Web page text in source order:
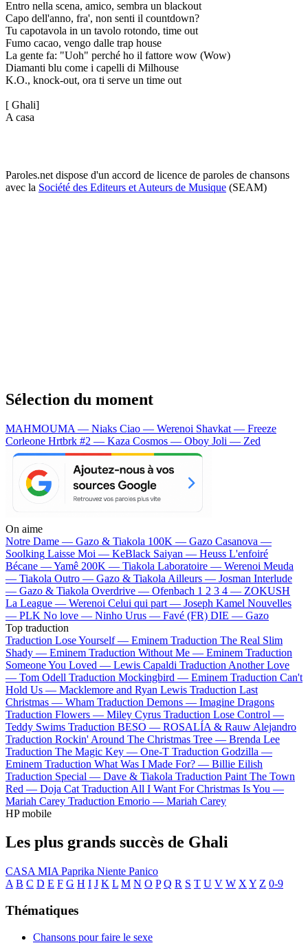
Entro nella scena, amico, sembra un blackout
Capo dell'anno, fra', non senti il countdown?
Tu capotavola in un tavolo rotondo, time out
Fumo cacao, vengo dalle trap house
La gente fa: "Uoh" perché ho il fattore wow (Wow)
Diamanti blu come i capelli di Milhouse
K.O., knock-out, ora ti serve un time out
[ Ghali]
A casa
Paroles.net dispose d'un accord de licence de paroles de chansons
avec la Société des Editeurs et Auteurs de Musique (SEAM)
Sélection du moment
MAHMOUMA — Niaks Ciao — Werenoi Shavkat — Freeze
Corleone Hrtbrk #2 — Kaza Cosmos — Oboy Joli — Zed
On aime
Notre Dame — Gazo & Tiakola 100K — Gazo Casanova —
Soolking Laisse Moi — KeBlack Saiyan — Heuss L'enfoiré
Bécane —Yamê 200K — Tiakola Laboratoire — Werenoi Meuda
— Tiakola Outro — Gazo & Tiakola Ailleurs — Josman Interlude
— Gazo & Tiakola Overdrive — Ofenbach 1 2 3 4 — ZOKUSH
La League — Werenoi Celui qui part — Joseph Kamel Nouvelles
— PLK No love — Ninho Urus — Favé (FR) DIE — Gazo
Top traduction
Traduction Lose Yourself — Eminem Traduction The Real Slim
Shady — Eminem Traduction Without Me — Eminem Traduction
Someone You Loved — Lewis Capaldi Traduction Another Love
— Tom Odell Traduction Mockingbird — Eminem Traduction Can't
Hold Us — Macklemore and Ryan Lewis Traduction Last
Christmas — Wham Traduction Demons — Imagine Dragons
Traduction Flowers — Miley Cyrus Traduction Lose Control —
Teddy Swims Traduction BESO — ROSALÍA & Rauw Alejandro
Traduction Rockin' Around The Christmas Tree — Brenda Lee
Traduction The Magic Key — One-T Traduction Godzilla —
Eminem Traduction What Was I Made For? — Billie Eilish
Traduction Special — Dave & Tiakola Traduction Paint The Town
Red — Doja Cat Traduction All I Want For Christmas Is You —
Mariah Carey Traduction Emorio — Mariah Carey
HP mobile
Les plus grands succès de Ghali
CASA MIA Paprika Niente Panico
A B C D E F G H I J K L M N O P Q R S T U V W X Y Z 0-9
Thématiques
Chansons pour faire le sexe